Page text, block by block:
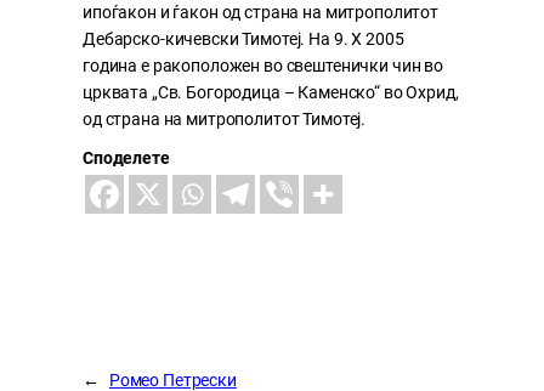
ипоѓакон и ѓакон од страна на митрополитот
Дебарско-кичевски Тимотеј. На 9. X 2005
година е ракоположен во свештенички чин во
црквата „Св. Богородица – Каменско“ во Охрид,
од страна на митрополитот Тимотеј.
Споделете
←
Ромео Петрески